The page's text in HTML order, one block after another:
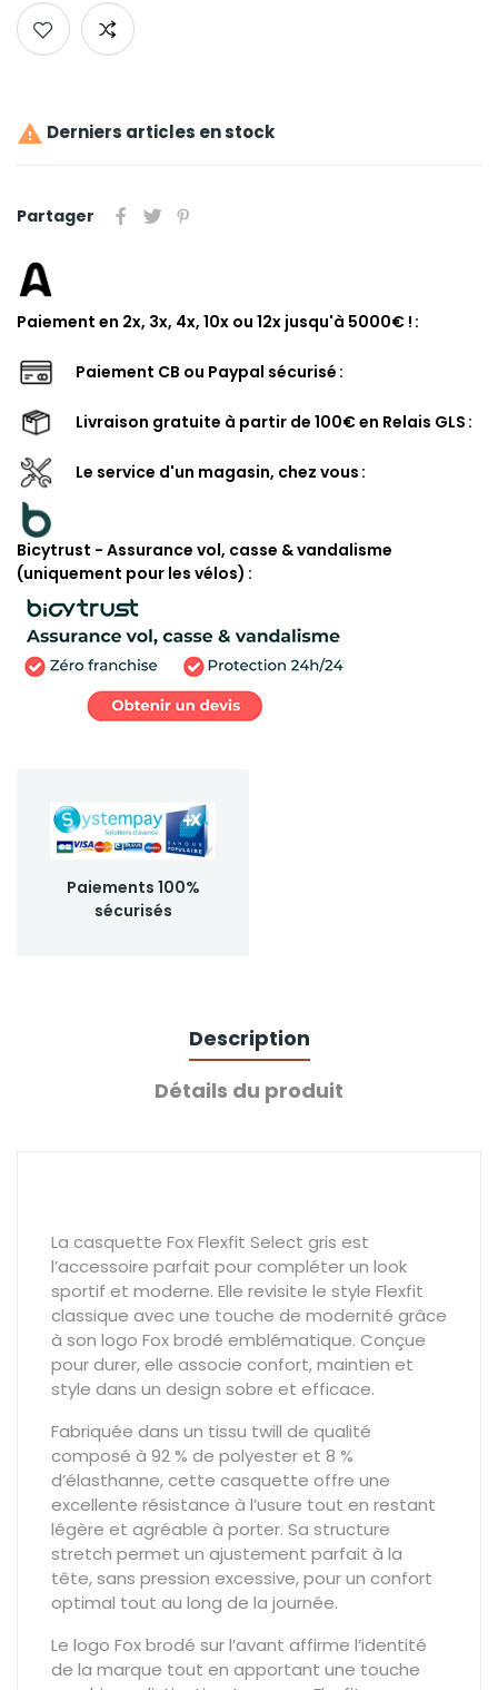
 Derniers articles en stock
Partager
Paiement en 2x, 3x, 4x, 10x ou 12x jusqu'à 5000€ !
Paiement CB ou Paypal sécurisé
Livraison gratuite à partir de 100€ en Relais GLS
Le service d'un magasin, chez vous
Bicytrust - Assurance vol, casse & vandalisme
(uniquement pour les vélos)
Paiements 100%
sécurisés
Description
Détails du produit
La casquette Fox Flexfit Select gris est
l’accessoire parfait pour compléter un look
sportif et moderne. Elle revisite le style Flexfit
classique avec une touche de modernité grâce
à son logo Fox brodé emblématique. Conçue
pour durer, elle associe confort, maintien et
style dans un design sobre et efficace.
Fabriquée dans un tissu twill de qualité
composé à 92 % de polyester et 8 %
d’élasthanne, cette casquette offre une
excellente résistance à l’usure tout en restant
légère et agréable à porter. Sa structure
stretch permet un ajustement parfait à la
tête, sans pression excessive, pour un confort
optimal tout au long de la journée.
Le logo Fox brodé sur l’avant affirme l’identité
de la marque tout en apportant une touche